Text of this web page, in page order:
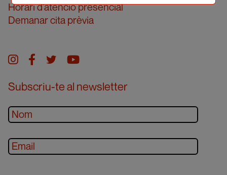
Horari d’atenció presencial
Demanar cita prèvia
Instagram
facebook
twitteryoutube
Subscriu-te al newsletter